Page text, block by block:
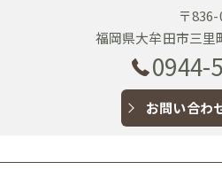
〒
福岡県大牟田市三里
0944-
お問い合わ